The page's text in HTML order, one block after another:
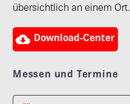
übersichtlich an einem Ort.
 Download-Center
Messen und Termine